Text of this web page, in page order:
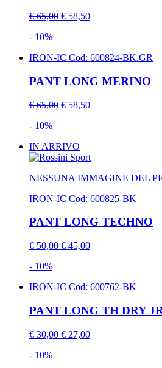
€ 65,00 € 58,50
- 10%
IRON-IC Cod: 600824-BK.GR
PANT LONG MERINO
€ 65,00 € 58,50
- 10%
IN ARRIVO
NESSUNA IMMAGINE DEL
IRON-IC Cod: 600825-BK
PANT LONG TECHNO
€ 50,00 € 45,00
- 10%
IRON-IC Cod: 600762-BK
PANT LONG TH DRY
€ 30,00 € 27,00
- 10%